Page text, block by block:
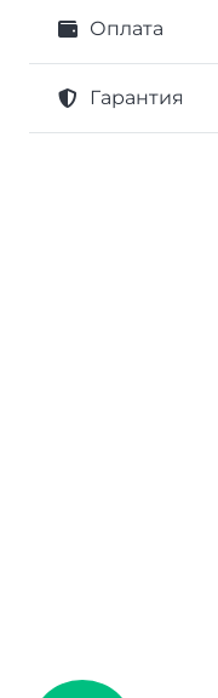
Оплата
Гарантия